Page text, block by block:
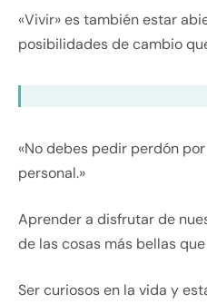
«Vivir» es también estar
posibilidades de cambio
«No debes pedir perdón
personal.»
Aprender a disfrutar de
de las cosas más bellas
Ser curiosos en la vida y